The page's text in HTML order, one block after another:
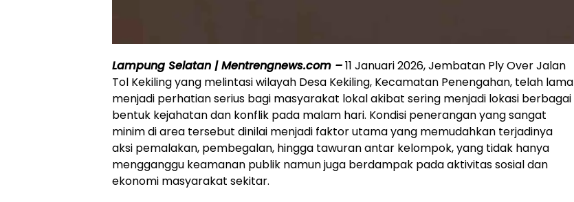
Lampung Selatan | Mentrengnews.com –11 Januari 2026, Jembatan Ply Over Jalan
Tol Kekiling yang melintasi wilayah Desa Kekiling, Kecamatan Penengahan, telah lama
menjadi perhatian serius bagi masyarakat lokal akibat sering menjadi lokasi berbagai
bentuk kejahatan dan konflik pada malam hari. Kondisi penerangan yang sangat
minim di area tersebut dinilai menjadi faktor utama yang memudahkan terjadinya
aksi pemalakan, pembegalan, hingga tawuran antar kelompok, yang tidak hanya
mengganggu keamanan publik namun juga berdampak pada aktivitas sosial dan
ekonomi masyarakat sekitar.